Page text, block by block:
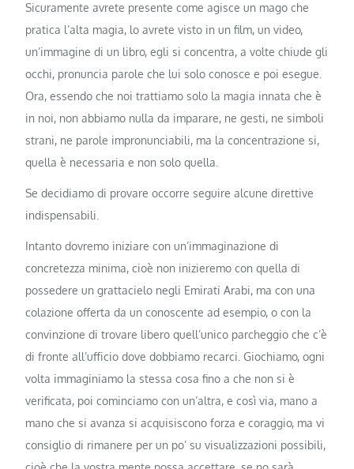
Sicuramente avrete presente come agisce un mago che
pratica l’alta magia, lo avrete visto in un film, un video,
un’immagine di un libro, egli si concentra, a volte chiude gli
occhi, pronuncia parole che lui solo conosce e poi esegue.
Ora, essendo che noi trattiamo solo la magia innata che è
in noi, non abbiamo nulla da imparare, ne gesti, ne simboli
strani, ne parole impronunciabili, ma la concentrazione si,
quella è necessaria e non solo quella.
Se decidiamo di provare occorre seguire alcune direttive
indispensabili.
Intanto dovremo iniziare con un’immaginazione di
concretezza minima, cioè non inizieremo con quella di
possedere un grattacielo negli Emirati Arabi, ma con una
colazione offerta da un conoscente ad esempio, o con la
convinzione di trovare libero quell’unico parcheggio che c’è
di fronte all’ufficio dove dobbiamo recarci. Giochiamo, ogni
volta immaginiamo la stessa cosa fino a che non si è
verificata, poi cominciamo con un’altra, e così via, mano a
mano che si avanza si acquisiscono forza e coraggio, ma vi
consiglio di rimanere per un po’ su visualizzazioni possibili,